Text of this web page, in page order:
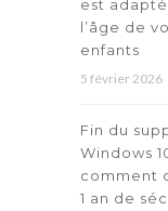
est adapté
l’âge de
enfants
5 février 2026
Fin du
Windows
comment
1 an de